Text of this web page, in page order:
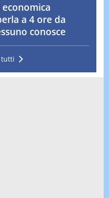
a 4 ore da
conosce
tutti